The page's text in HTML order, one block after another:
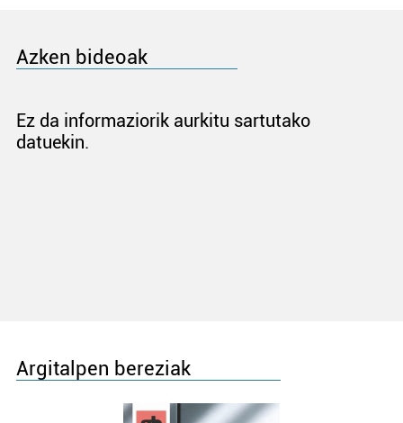
Azken bideoak
Ez da informaziorik aurkitu sartutako
datuekin.
Argitalpen bereziak